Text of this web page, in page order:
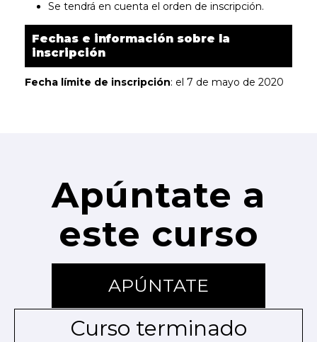
Se tendrá en cuenta el orden de inscripción.
Fechas e información sobre la
inscripción
Fecha límite de inscripción: el 7 de mayo de 2020
Apúntate a
este curso
APÚNTATE
Curso terminado